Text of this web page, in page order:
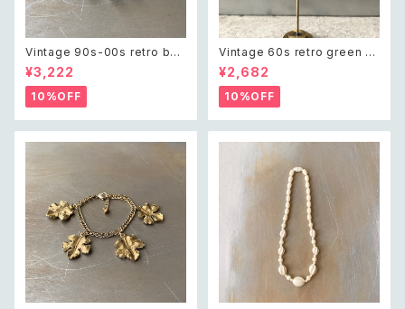
Vintage 90s-00s retro bot
anical crystal bijou×pearl
bracelet レトロ ヴィンテージ
アクセサリー ボタニカル クリス
タル ビジュー×パール ブレスレ
ット
¥3,222
10%OFF
Vintage 60s retro green bi
jou earring レトロ ヴィンテー
ジ アクセサリー グリーン ビジュ
ー イヤリング
¥2,682
10%OFF